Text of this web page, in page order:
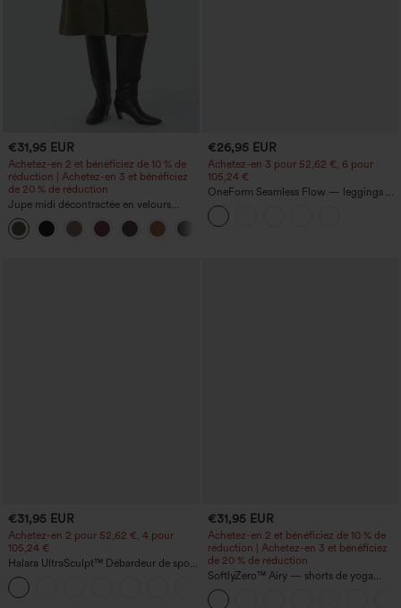
€31,95 EUR
Achetez-en 2 et bénéficiez de 10 % de
réduction | Achetez-en 3 et bénéficiez
de 20 % de réduction
Jupe midi décontractée en velours
côtelé, taille mi-haute, poches avant
latérales à rabat
€26,95 EUR
Achetez-en 3 pour 52,62 €, 6 pour
105,24 €
OneForm Seamless Flow — leggings de
yoga sans coutures, taille mi-haute, effet
gainant pour le ventre et liftant pour les
fesses
€31,95 EUR
Achetez-en 2 pour 52,62 €, 4 pour
105,24 €
Halara UltraSculpt™ Débardeur de sport
à col rond et ourlet arrondi
€31,95 EUR
Achetez-en 2 et bénéficiez de 10 % de
réduction | Achetez-en 3 et bénéficiez
de 20 % de réduction
SoftlyZero™ Airy — shorts de yoga
super taille haute 2-en-1 InstantCool
avec poches